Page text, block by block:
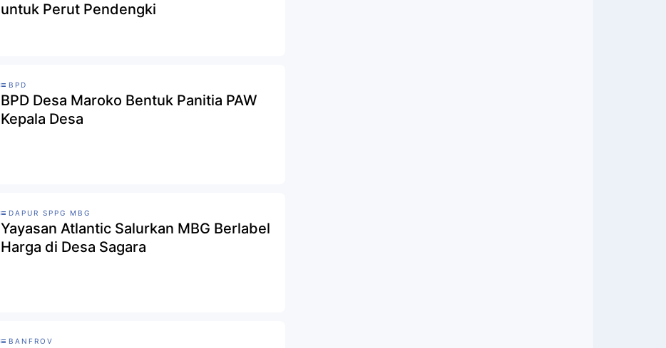
untuk Perut Pendengki
BPD
BPD Desa Maroko Bentuk Panitia PAW
Kepala Desa
DAPUR SPPG MBG
Yayasan Atlantic Salurkan MBG Berlabel
Harga di Desa Sagara
BANFROV